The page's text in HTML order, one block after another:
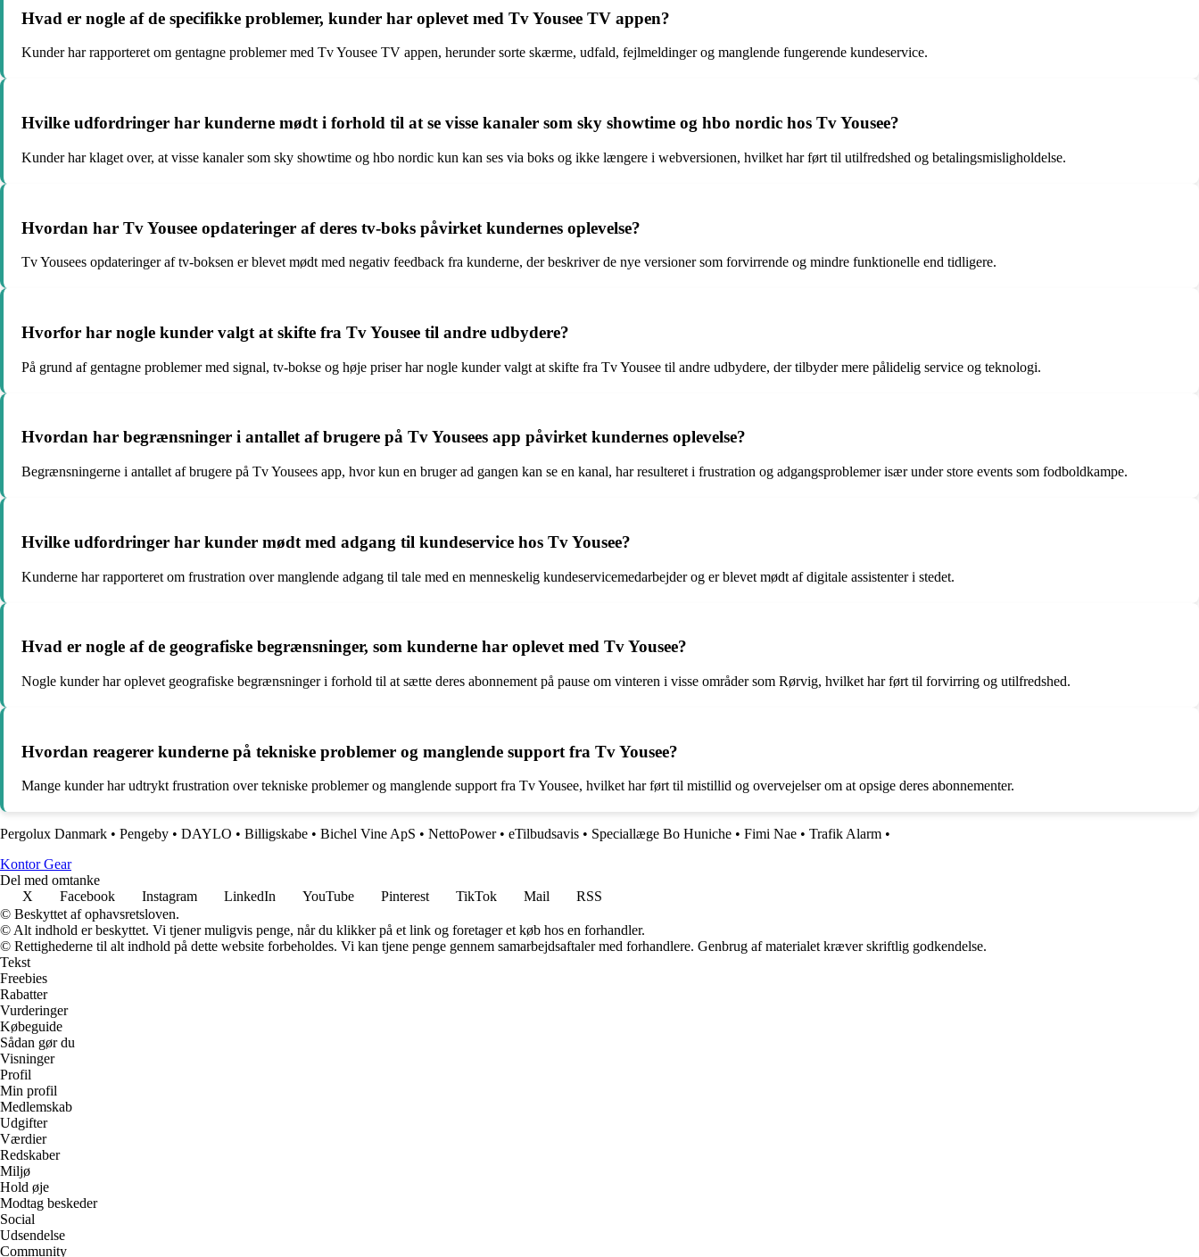
Hvad er nogle af de specifikke problemer, kunder har oplevet med Tv Yousee TV appen?
Kunder har rapporteret om gentagne problemer med Tv Yousee TV appen, herunder sorte skærme, udfald, fejlmeldinger og manglende fungerende kundeservice.
Hvilke udfordringer har kunderne mødt i forhold til at se visse kanaler som sky showtime og hbo nordic hos Tv Yousee?
Kunder har klaget over, at visse kanaler som sky showtime og hbo nordic kun kan ses via boks og ikke længere i webversionen, hvilket har ført til utilfredshed og betalingsmisligholdelse.
Hvordan har Tv Yousee opdateringer af deres tv-boks påvirket kundernes oplevelse?
Tv Yousees opdateringer af tv-boksen er blevet mødt med negativ feedback fra kunderne, der beskriver de nye versioner som forvirrende og mindre funktionelle end tidligere.
Hvorfor har nogle kunder valgt at skifte fra Tv Yousee til andre udbydere?
På grund af gentagne problemer med signal, tv-bokse og høje priser har nogle kunder valgt at skifte fra Tv Yousee til andre udbydere, der tilbyder mere pålidelig service og teknologi.
Hvordan har begrænsninger i antallet af brugere på Tv Yousees app påvirket kundernes oplevelse?
Begrænsningerne i antallet af brugere på Tv Yousees app, hvor kun en bruger ad gangen kan se en kanal, har resulteret i frustration og adgangsproblemer især under store events som fodboldkampe.
Hvilke udfordringer har kunder mødt med adgang til kundeservice hos Tv Yousee?
Kunderne har rapporteret om frustration over manglende adgang til tale med en menneskelig kundeservicemedarbejder og er blevet mødt af digitale assistenter i stedet.
Hvad er nogle af de geografiske begrænsninger, som kunderne har oplevet med Tv Yousee?
Nogle kunder har oplevet geografiske begrænsninger i forhold til at sætte deres abonnement på pause om vinteren i visse områder som Rørvig, hvilket har ført til forvirring og utilfredshed.
Hvordan reagerer kunderne på tekniske problemer og manglende support fra Tv Yousee?
Mange kunder har udtrykt frustration over tekniske problemer og manglende support fra Tv Yousee, hvilket har ført til mistillid og overvejelser om at opsige deres abonnementer.
Pergolux Danmark • Pengeby • DAYLO • Billigskabe • Bichel Vine ApS • NettoPower• eTilbudsavis • Speciallæge Bo Huniche • Fimi Nae • Trafik Alarm •
Kontor Gear
Del med omtanke
X
Facebook Instagram LinkedIn YouTube Pinterest TikTok Mail
RSS
© Beskyttet af ophavsretsloven.
© Alt indhold er beskyttet. Vi tjener muligvis penge, når du klikker på et link og foretager et køb hos en forhandler.
© Rettighederne til alt indhold på dette website forbeholdes. Vi kan tjene penge gennem samarbejdsaftaler med forhandlere. Genbrug af materialet kræver skriftlig godkendelse.
Tekst
Freebies
Rabatter
Vurderinger
Købeguide
Sådan gør du
Visninger
Profil
Min profil
Medlemskab
Udgifter
Værdier
Redskaber
Miljø
Hold øje
Modtag beskeder
Social
Udsendelse
Community